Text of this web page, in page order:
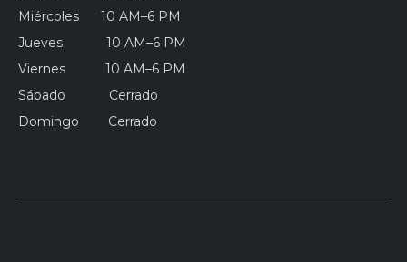
Miércoles 10 AM–6 PM
Jueves 10 AM–6 PM
Viernes 10 AM–6 PM
Sábado Cerrado
Domingo Cerrado